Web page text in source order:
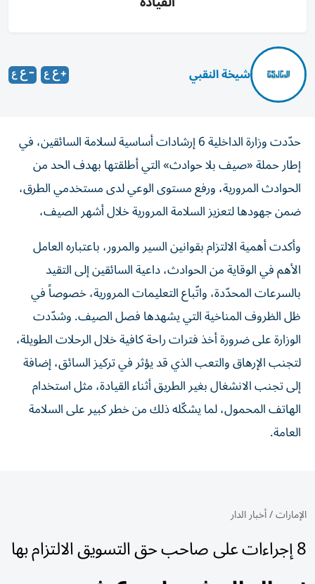
شيخة النقبي
حدّدت وزارة الداخلية 6 إرشادات أساسية لسلامة السائقين، في
إطار حملة «صيف بلا حوادث» التي أطلقتها بهدف الحد من
الحوادث المرورية، ورفع مستوى الوعي لدى مستخدمي الطرق،
ضمن جهودها لتعزيز السلامة المرورية خلال أشهر الصيف،
وأكدت أهمية الالتزام بقوانين السير والمرور، باعتباره العامل
الأهم في الوقاية من الحوادث، داعية السائقين إلى التقيد
بالسرعات المحدّدة، واتّباع التعليمات المرورية، خصوصاً في
ظل الظروف المناخية التي يشهدها فصل الصيف. وشدّدت
الوزارة على ضرورة أخذ فترات راحة كافية خلال الرحلات الطويلة،
لتجنب الإرهاق والتعب الذي قد يؤثر في تركيز السائق، إضافة
إلى تجنب الانشغال بغير الطريق أثناء القيادة، مثل استخدام
الهاتف المحمول، لما يشكّله ذلك من خطر كبير على السلامة
العامة.
الإمارات/أخبار الدار
8 إجراءات على صاحب حق التسويق الالتزام بها